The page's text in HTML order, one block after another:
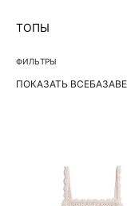
ТОПЫ
ФИЛЬТРЫ
ПОКАЗАТЬ ВСЕБАЗА